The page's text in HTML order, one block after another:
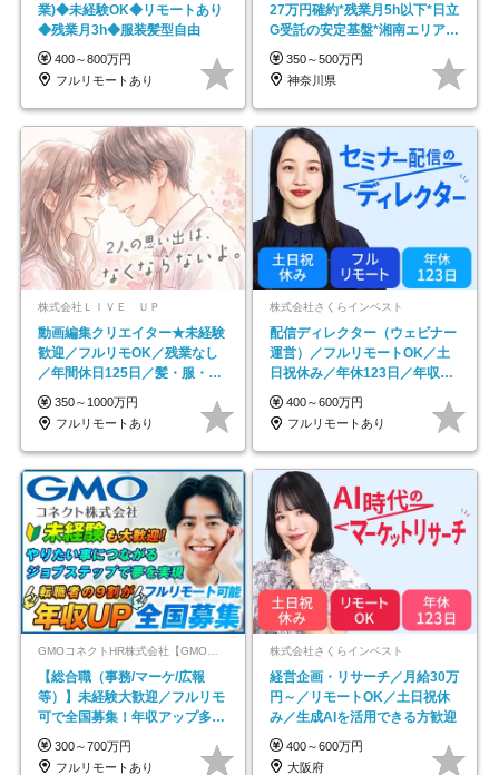
業)◆未経験OK◆リモートあり
◆残業月3h◆服装髪型自由
400～800万円
フルリモートあり
27万円確約*残業月5h以下*日立
G受託の安定基盤*湘南エリア勤
務
350～500万円
神奈川県
株式会社ＬＩＶＥ ＵＰ
動画編集クリエイター★未経験
歓迎／フルリモOK／残業なし
／年間休日125日／髪・服・ネ
イル自由／研修充実で安心
350～1000万円
フルリモートあり
株式会社さくらインベスト
配信ディレクター（ウェビナー
運営）／フルリモートOK／土
日祝休み／年休123日／年収
600万円可
400～600万円
フルリモートあり
GMOコネクトHR株式会社【GMOインターネットグループ】
【総合職（事務/マーケ/広報
等）】未経験大歓迎／フルリモ
可で全国募集！年収アップ多数
★年休最大130日★
300～700万円
フルリモートあり
株式会社さくらインベスト
経営企画・リサーチ／月給30万
円～／リモートOK／土日祝休
み／生成AIを活用できる方歓迎
400～600万円
大阪府